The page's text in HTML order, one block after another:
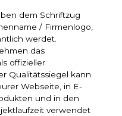
dem Schriftzug
/ Firmenlogo,
werdet.
das
offizieller
Qualitätssiegel kann
Webseite, in E-
und in den
verwendet